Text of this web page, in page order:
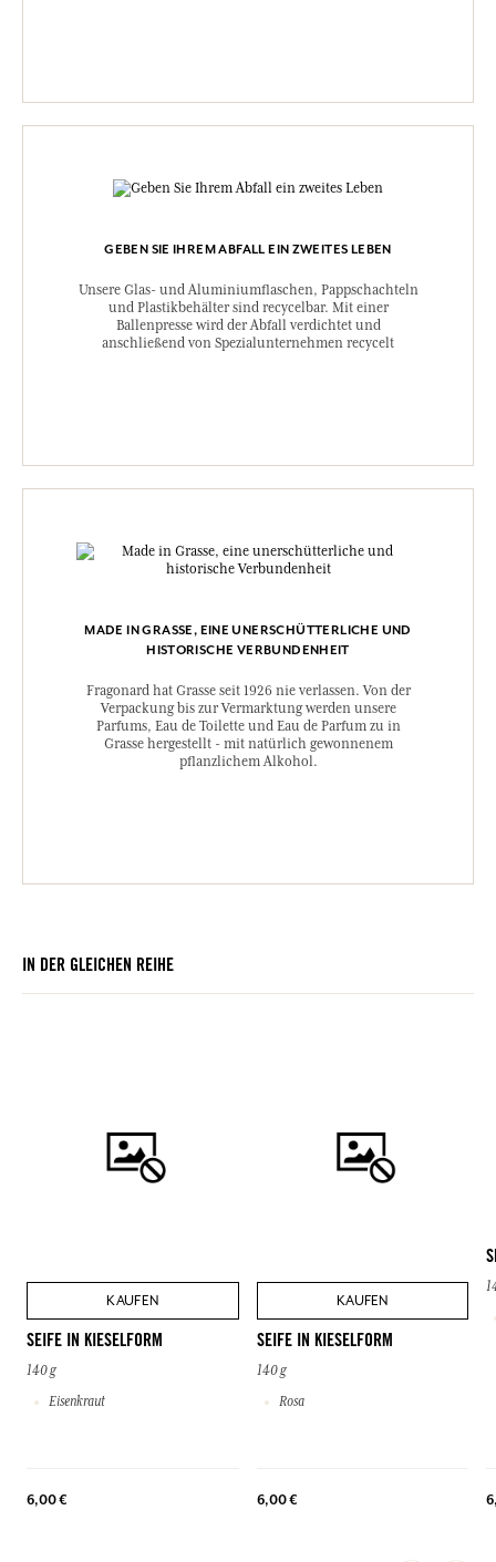
GEBEN SIE IHREM ABFALL EIN ZWEITES LEBEN
Unsere Glas- und Aluminiumflaschen, Pappschachteln
und Plastikbehälter sind recycelbar. Mit einer
Ballenpresse wird der Abfall verdichtet und
anschließend von Spezialunternehmen recycelt
MADE IN GRASSE, EINE UNERSCHÜTTERLICHE UND
HISTORISCHE VERBUNDENHEIT
Fragonard hat Grasse seit 1926 nie verlassen. Von der
Verpackung bis zur Vermarktung werden unsere
Parfums, Eau de Toilette und Eau de Parfum zu in
Grasse hergestellt - mit natürlich gewonnenem
pflanzlichem Alkohol.
IN DER GLEICHEN REIHE
KAUFEN
SEIFE IN KIESELFORM
140 g
Eisenkraut
6,00 €
KAUFEN
SEIFE IN KIESELFORM
140 g
Rosa
6,00 €